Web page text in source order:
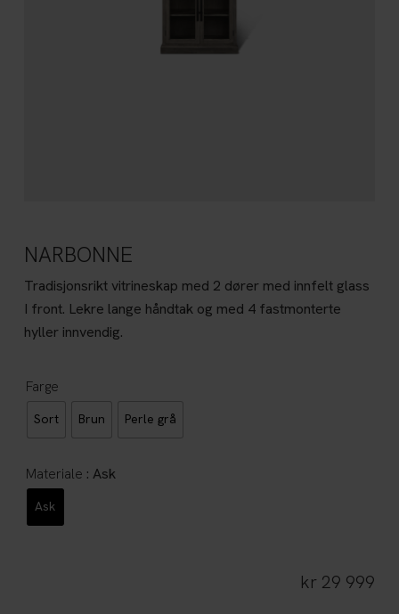
NARBONNE
kr 29 999
Tradisjonsrikt vitrineskap med 2 dører med innfelt glass
I front. Lekre lange håndtak og med 4 fastmonterte
hyller innvendig.
Farge
Sort Brun Perle grå
Materiale : Ask
Ask